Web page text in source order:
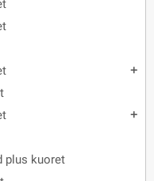
add
add
plus kuoret